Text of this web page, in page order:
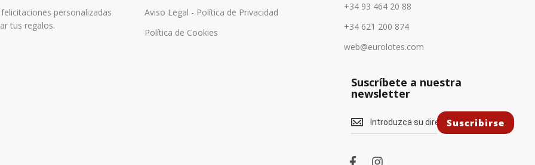
personalizadas
tus regalos.
Aviso Legal - Política de Privacidad
Política de Cookies
+34 93 464 20 88
+34 621 200 874
web@eurolotes.com
Suscríbete a nuestra
newsletter
S
s
Suscribirse